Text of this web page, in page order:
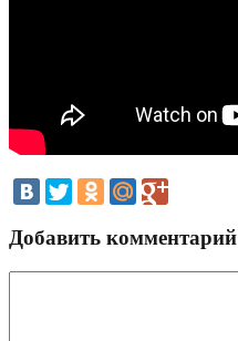
Добавить комментарий